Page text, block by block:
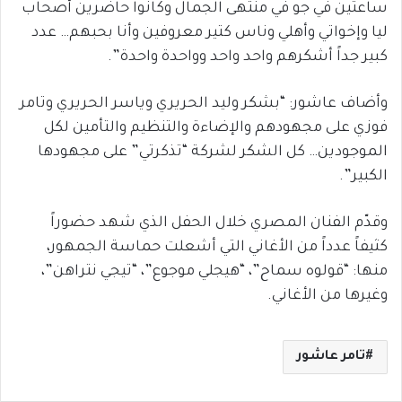
ساعتين في جو في منتهى الجمال وكانوا حاضرين أصحاب
ليا وإخواتي وأهلي وناس كتير معروفين وأنا بحبهم… عدد
كبير جداً أشكرهم واحد واحد وواحدة واحدة”.
وأضاف عاشور: “بشكر وليد الحريري وياسر الحريري وتامر
فوزي على مجهودهم والإضاءة والتنظيم والتأمين لكل
الموجودين… كل الشكر لشركة “تذكرتي” على مجهودها
الكبير”.
وقدّم الفنان المصري خلال الحفل الذي شهد حضوراً
كثيفاً عدداً من الأغاني التي أشعلت حماسة الجمهور،
منها: “قولوه سماح”، “هيجلي موجوع”، “تيجي نتراهن”،
وغيرها من الأغاني.
تامر عاشور